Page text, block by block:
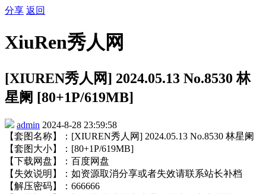
分享 返回
XiuRen秀人网
[XIUREN秀人网] 2024.05.13 No.8530 林
星阑 [80+1P/619MB]
admin 2024-8-28 23:59:58
【套图名称】：[XIUREN秀人网] 2024.05.13 No.8530 林星阑
【套图大小】：[80+1P/619MB]
【下载网盘】：百度网盘
【失效说明】：如资源取消分享或者失效请联系站长补档
【解压密码】：666666